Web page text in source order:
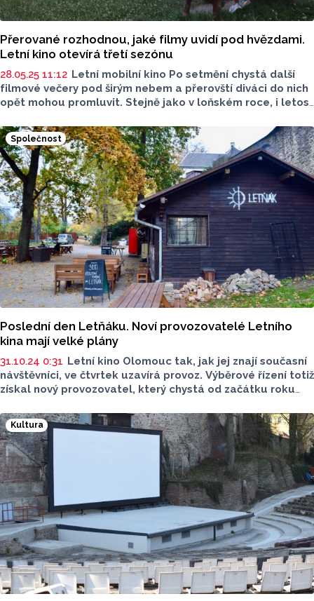
Přerované rozhodnou, jaké filmy uvidí pod hvězdami.
Letní kino otevírá třetí sezónu
28.05.25 11:12 Letní mobilní kino Po setmění chystá další
filmové večery pod širým nebem a přerovští diváci do nich
opět mohou promluvit. Stejně jako v loňském roce, i letos
programu.
Společnost
Poslední den Letňáku. Noví provozovatelé Letního
kina mají velké plány
31.10.24 0:31 Letní kino Olomouc tak, jak jej znají současní
návštěvníci, ve čtvrtek uzavírá provoz. Výběrové řízení totiž
získal nový provozovatel, který chystá od začátku roku
všechny, který řízení vyhrál, vede Milan Dzurjanik. Report
zjišťoval, co s oblíbeným areálem na Pekární ulici
v Olomouci bude dál.
Kultura